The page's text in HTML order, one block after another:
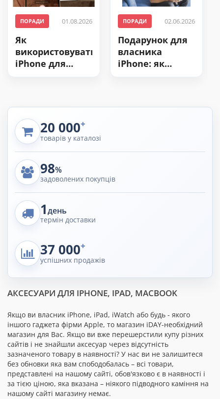
ПОРАДИ 01.08.2026
Як
використовувати
iPhone для
ПОРАДИ 02.06.2026
Подарунок для
власника
iPhone: як
20 000+
товарів у каталозі
98%
задоволених покупців
1день
термін доставки
37 000+
успішних продажів
АКСЕСУАРИ ДЛЯ IPHONE, IPAD, MACBOOK
Якщо ви власник iPhone, iPad, iWatch або будь - якого
іншого гаджета фірми Apple, то магазин iDAY-необхідний
магазин для Вас. Якщо ви вже перешерстили купу різних
сайтів і не знайшли аксесуар через відсутність
зазначеного товару в наявності? У нас ви не залишитеся
без обновки яка вам спободобалась – всі товари,
представлені на нашому сайті, обов'язково є в наявності і
за тією ціною, яка вказана – ніякого підводного каміння на
нашому сайті магазину немає.